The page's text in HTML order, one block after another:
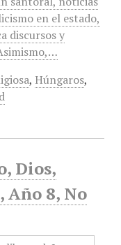
en el estado,
discursos y
, Húngaros,
Dios,
8, No